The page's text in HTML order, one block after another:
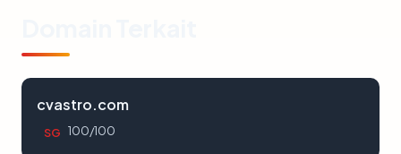
cvastro.com
SG 100/100